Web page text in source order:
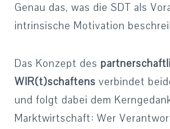
Genau das, was die SDT als
intrinsische Motivation
Das Konzept des
WIR(t)schaftens verbindet
und folgt dabei dem
Marktwirtschaft: Wer